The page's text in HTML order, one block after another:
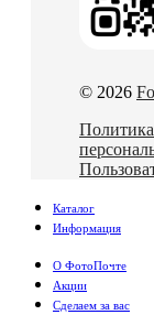
© 2026
Каталог
Информация
О ФотоПочте
Акции
Сделаем за вас